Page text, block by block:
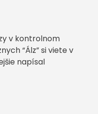
v kontrolnom
“Álz” si viete v
napísal